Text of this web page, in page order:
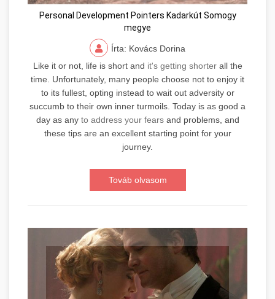
Personal Development Pointers Kadarkút Somogy
megye
Írta: Kovács Dorina
Like it or not, life is short and it's getting shorterall the
time. Unfortunately, many people choose not to enjoy it
to its fullest, opting instead to wait out adversity or
succumb to their own inner turmoils. Today is as good a
day as any to address your fearsand problems, and
these tips are an excellent starting point for your
journey.
Továb olvasom